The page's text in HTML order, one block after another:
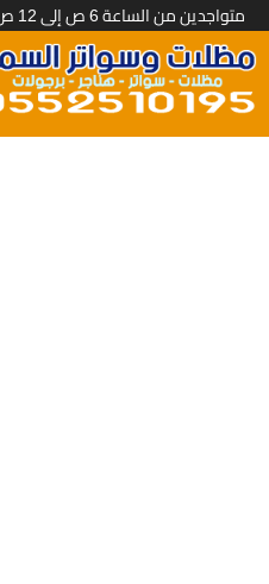
متواجدين من الساعة 6 ص إلى 12 ص